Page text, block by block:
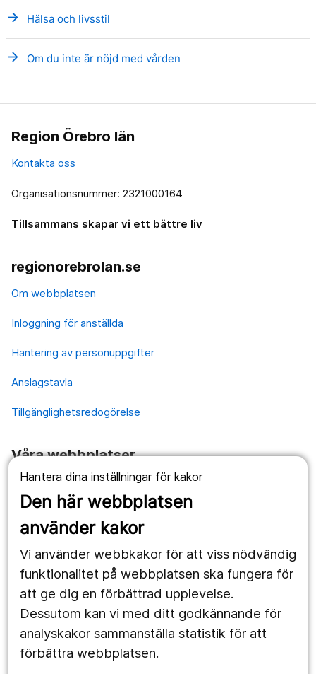
Hantera dina inställningar för kakor
Den här webbplatsen
använder kakor
Vi använder webbkakor för att viss nödvändig
funktionalitet på webbplatsen ska fungera för
att ge dig en förbättrad upplevelse.
Dessutom kan vi med ditt godkännande för
analyskakor sammanställa statistik för att
förbättra webbplatsen.
arrow_forward Hälsa och livsstil
arrow_forward Om du inte är nöjd med vården
Region Örebro län
Kontakta oss
Organisationsnummer: 2321000164
Tillsammans skapar vi ett bättre liv
regionorebrolan.se
Om webbplatsen
Inloggning för anställda
Hantering av personuppgifter
Anslagstavla
Tillgänglighetsredogörelse
Våra webbplatser
1177.se
Länstrafiken
Utveckling
Följ oss
Facebook